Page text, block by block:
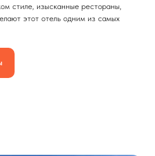
стиле, изысканные рестораны,
этот отель одним из самых